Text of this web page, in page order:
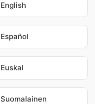
English
Español
Euskal
Suomalainen